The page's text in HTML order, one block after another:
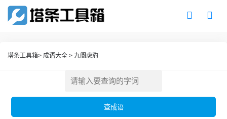
塔条工具箱> 成语大全 > 九阍虎豹